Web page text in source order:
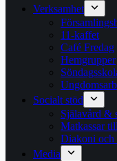
Verksamhet
11-kaffet
Café Fredag
Hemgrupper
Socialt stöd
Själavård &
Matkassar
Diakoni och
Media